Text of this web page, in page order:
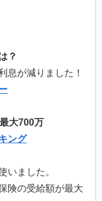
？
息が減りました！
大700万
ング
いました。
険の受給額が最大